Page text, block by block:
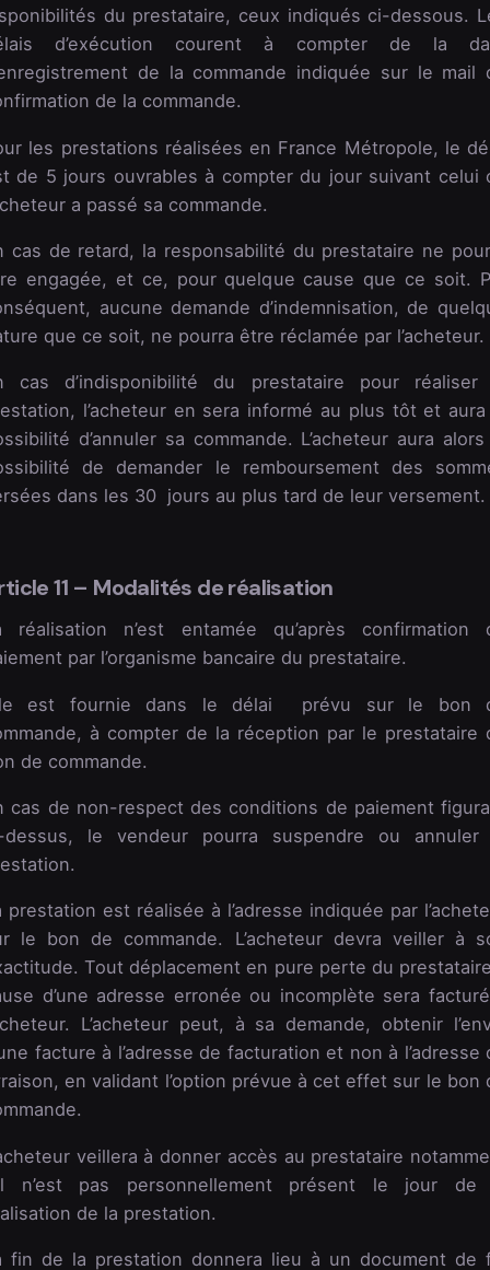
du prestataire, ceux indiqués ci-dessous.
d’exécution courent à compter de la
de la commande indiquée sur le mail
de la commande.
les prestations réalisées en France Métropole, le
de 5 jours ouvrables à compter du jour suivant celui
a passé sa commande.
cas de retard, la responsabilité du prestataire ne
engagée, et ce, pour quelque cause que ce soit.
aucune demande d’indemnisation, de
que ce soit, ne pourra être réclamée par l’acheteur.
cas d’indisponibilité du prestataire pour réaliser
l’acheteur en sera informé au plus tôt et
d’annuler sa commande. L’acheteur aura
de demander le remboursement des
dans les 30 jours au plus tard de leur versement.
11 – Modalités de réalisation
réalisation n’est entamée qu’après confirmation
par l’organisme bancaire du prestataire.
est fournie dans le délai prévu sur le bon
à compter de la réception par le prestataire
de commande.
cas de non-respect des conditions de paiement
dessus, le vendeur pourra suspendre ou annuler
prestation est réalisée à l’adresse indiquée par
le bon de commande. L’acheteur devra veiller à
Tout déplacement en pure perte du
d’une adresse erronée ou incomplète sera
L’acheteur peut, à sa demande, obtenir
facture à l’adresse de facturation et non à l’adresse
en validant l’option prévue à cet effet sur le bon
veillera à donner accès au prestataire
n’est pas personnellement présent le jour de
de la prestation.
fin de la prestation donnera lieu à un document de